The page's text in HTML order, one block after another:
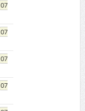
07
07
07
07